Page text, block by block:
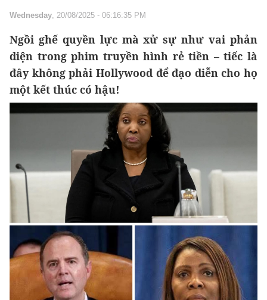
Wednesday, 20/08/2025 - 06:16:35 PM
Ngồi ghế quyền lực mà xử sự như vai phản
diện trong phim truyền hình rẻ tiền – tiếc là
đây không phải Hollywood để đạo diễn cho họ
một kết thúc có hậu!